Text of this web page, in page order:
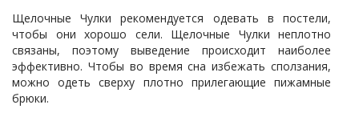
Щелочные Чулки рекомендуется одевать в постели,
чтобы они хорошо сели. Щелочные Чулки неплотно
связаны, поэтому выведение происходит наиболее
эффективно. Чтобы во время сна избежать сползания,
можно одеть сверху плотно прилегающие пижамные
брюки.